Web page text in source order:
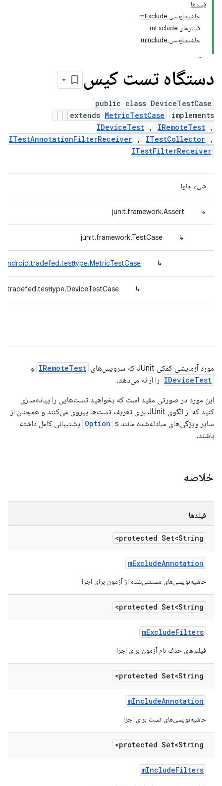
فیلدها
حاشیه‌نویسی mExclude
فیلترهای mExclude
حاشیه‌نویسی mInclude
دستگاه تست کیس
public class DeviceTestCase
extends MetricTestCase
implements
IDeviceTest , IRemoteTest ,
ITestAnnotationFilterReceiver , ITestCollector ,
ITestFilterReceiver
شیء جاوا
↳
junit.framework.Assert
↳
junit.framework.TestCase
↳
↳
مورد آزمایشی کمکی JUnit که سرویس‌های IRemoteTest و
IDeviceTest را ارائه می‌دهد.
این مورد در صورتی مفید است که بخواهید تست‌هایی را پیاده‌سازی
کنید که از الگوی JUnit برای تعریف تست‌ها پیروی می‌کنند و همچنان از
سایر ویژگی‌های مبادله‌شده مانند
Option s پشتیبانی کامل داشته
باشند.
خلاصه
فیلدها
protected Set<String>
mExcludeAnnotation
حاشیه‌نویسی‌های مستثنی‌شده از آزمون برای اجرا
protected Set<String>
mExcludeFilters
فیلترهای حذف نام آزمون برای اجرا
protected Set<String>
mIncludeAnnotation
حاشیه‌نویسی‌های تست برای اجرا
protected Set<String>
mIncludeFilters